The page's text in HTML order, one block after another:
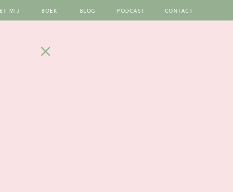
BOEK
MIJ CONTACT
BLOG PODCAST